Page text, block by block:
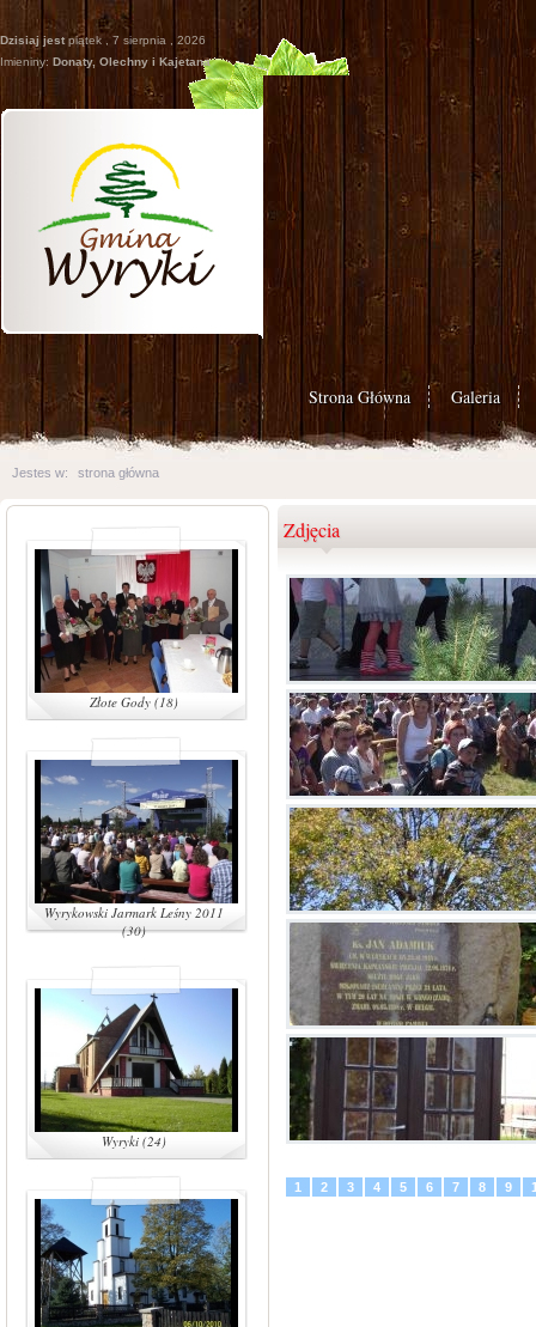
Dzisiaj jest piątek , 7 sierpnia , 2026
Imieniny: Donaty, Olechny i Kajetana
Strona Główna Galeria
Jestes w: strona główna
Złote Gody (18)
Wyrykowski Jarmark Leśny 2011
(30)
Wyryki (24)
Zdjęcia
1 2 3 4 5 6 7 8 9